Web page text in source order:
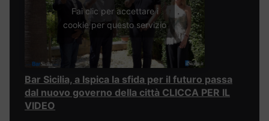
Fai clic per accettare i
cookie per questo servizio
Bar Sicilia, a Ispica la sfida per il futuro passa
dal nuovo governo della città CLICCA PER IL
VIDEO